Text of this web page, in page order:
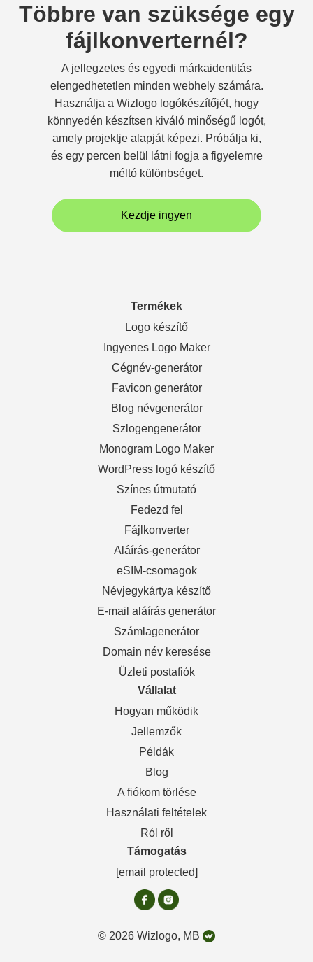
Többre van szüksége egy
fájlkonverternél?
A jellegzetes és egyedi márkaidentitás
elengedhetetlen minden webhely számára.
Használja a Wizlogo logókészítőjét, hogy
könnyedén készítsen kiváló minőségű logót,
amely projektje alapját képezi. Próbálja ki,
és egy percen belül látni fogja a figyelemre
méltó különbséget.
Kezdje ingyen
Termékek
Logo készítő
Ingyenes Logo Maker
Cégnév-generátor
Favicon generátor
Blog névgenerátor
Szlogengenerátor
Monogram Logo Maker
WordPress logó készítő
Színes útmutató
Fedezd fel
Fájlkonverter
Aláírás-generátor
eSIM-csomagok
Névjegykártya készítő
E-mail aláírás generátor
Számlagenerátor
Domain név keresése
Üzleti postafiók
Vállalat
Hogyan működik
Jellemzők
Példák
Blog
A fiókom törlése
Használati feltételek
Ról ről
Támogatás
[email protected]
© 2026 Wizlogo, MB